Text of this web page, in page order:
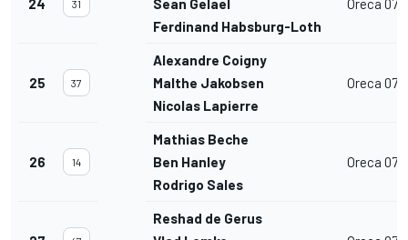
24 31
Sean Gelael
Ferdinand Habsburg-Lothringen
Oreca 07
25 37
Alexandre Coigny
Malthe Jakobsen
Nicolas Lapierre
Oreca 07
26 14
Mathias Beche
Ben Hanley
Rodrigo Sales
Oreca 07
Reshad de Gerus